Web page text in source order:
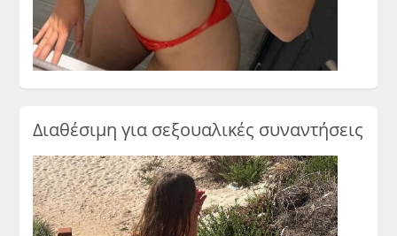
Διαθέσιμη για σεξουαλικές συναντήσεις